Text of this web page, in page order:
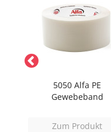
5050 Alfa PE
Gewebeband
Zum Produkt